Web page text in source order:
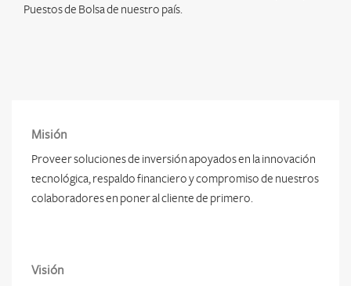
Puestos de Bolsa de nuestro país.
Misión
Proveer soluciones de inversión apoyados en la innovación
tecnológica, respaldo financiero y compromiso de nuestros
colaboradores en poner al cliente de primero.
Visión